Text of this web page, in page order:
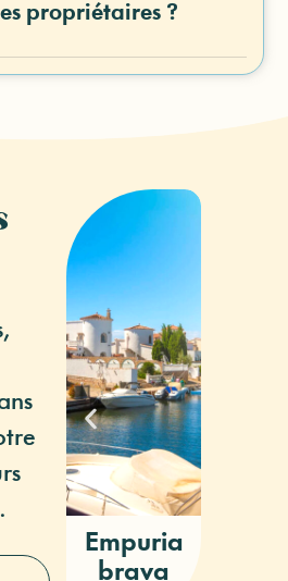
propriétaires ?
Empuria
brava